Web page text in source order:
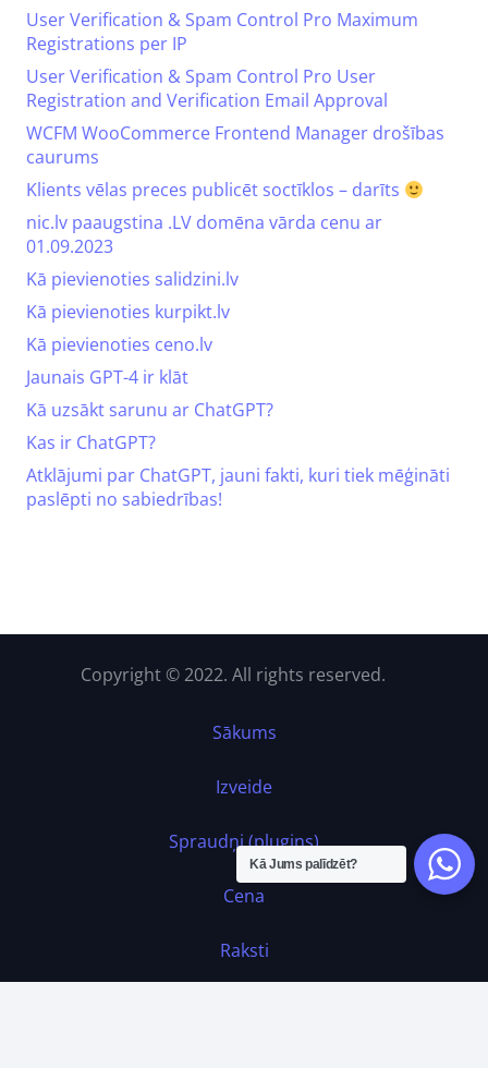
User Verification & Spam Control Pro Maximum
Registrations per IP
User Verification & Spam Control Pro User
Registration and Verification Email Approval
WCFM WooCommerce Frontend Manager drošības
caurums
Klients vēlas preces publicēt soctīklos – darīts
nic.lv paaugstina .LV domēna vārda cenu ar
01.09.2023
Kā pievienoties salidzini.lv
Kā pievienoties kurpikt.lv
Kā pievienoties ceno.lv
Jaunais GPT-4 ir klāt
Kā uzsākt sarunu ar ChatGPT?
Kas ir ChatGPT?
Atklājumi par ChatGPT, jauni fakti, kuri tiek mēģināti
paslēpti no sabiedrības!
Copyright © 2022. All rights reserved.
Sākums
Izveide
Spraudņi (plugins)
Cena
Raksti
Kā Jums palīdzēt?